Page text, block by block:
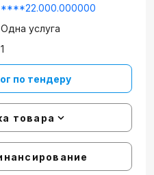
****22.000.000000
Одна услуга
1
по тендеру
товара